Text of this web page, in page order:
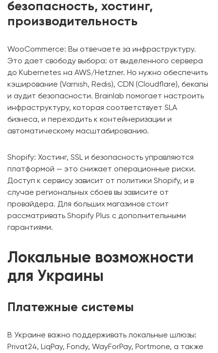
безопасность, хостинг,
производительность
WooCommerce: Вы отвечаете за инфраструктуру.
Это дает свободу выбора: от выделенного сервера
до Kubernetes на AWS/Hetzner. Но нужно обеспечить
кэширование (Varnish, Redis), CDN (Cloudflare), бекапы
и аудит безопасности. Brainlab помогает настроить
инфраструктуру, которая соответствует SLA
бизнеса, и переходить к контейнеризации и
автоматическому масштабированию.
Shopify: Хостинг, SSL и безопасность управляются
платформой — это снижает операционные риски.
Доступ к сервису зависит от политики Shopify, и в
случае региональных сбоев вы зависите от
провайдера. Для больших магазинов стоит
рассматривать Shopify Plus с дополнительными
гарантиями.
Локальные возможности
для Украины
Платежные системы
В Украине важно поддерживать локальные шлюзы:
Privat24, LiqPay, Fondy, WayForPay, Portmone, а также